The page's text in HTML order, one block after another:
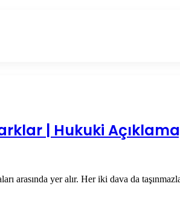
| Hukuki
arasında yer alır. Her iki dava da